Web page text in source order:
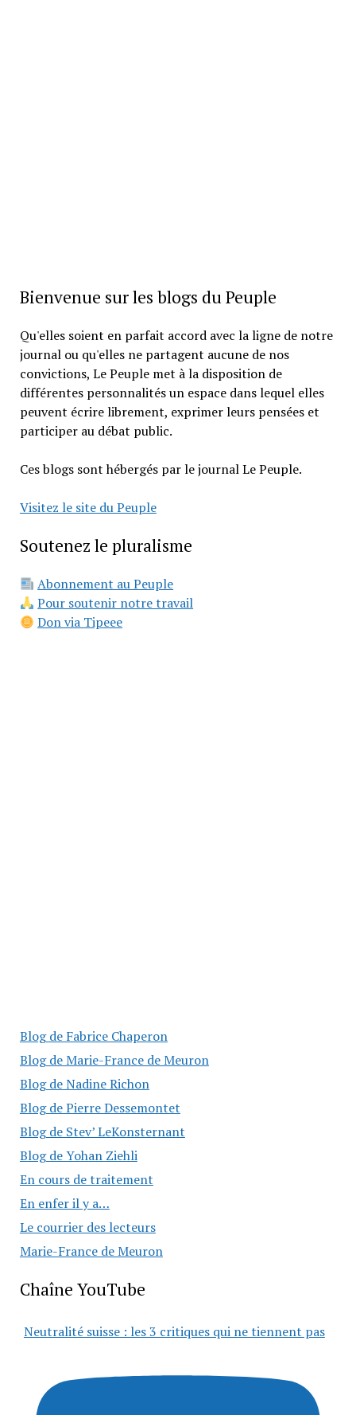
Bienvenue sur les blogs du Peuple
Qu'elles soient en parfait accord avec la ligne de notre
journal ou qu'elles ne partagent aucune de nos
convictions, Le Peuple met à la disposition de
différentes personnalités un espace dans lequel elles
peuvent écrire librement, exprimer leurs pensées et
participer au débat public.
Ces blogs sont hébergés par le journal Le Peuple.
Visitez le site du Peuple
Soutenez le pluralisme
Abonnement au Peuple
Pour soutenir notre travail
Don via Tipeee
Blog de Fabrice Chaperon
Blog de Marie-France de Meuron
Blog de Nadine Richon
Blog de Pierre Dessemontet
Blog de Stev’ LeKonsternant
Blog de Yohan Ziehli
En cours de traitement
En enfer il y a…
Le courrier des lecteurs
Marie-France de Meuron
Chaîne YouTube
Neutralité suisse : les 3 critiques qui ne tiennent pas